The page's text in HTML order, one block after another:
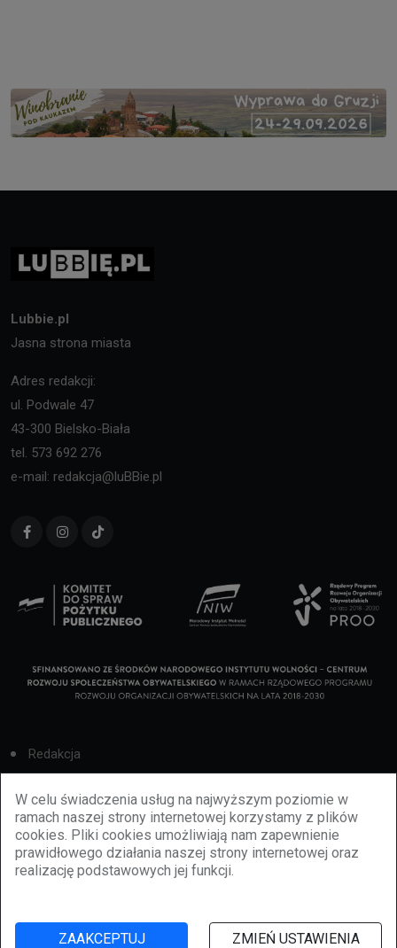
W celu świadczenia usług na najwyższym poziomie w
ramach naszej strony internetowej korzystamy z plików
cookies. Pliki cookies umożliwiają nam zapewnienie
prawidłowego działania naszej strony internetowej oraz
realizację podstawowych jej funkcji.
ZAAKCEPTUJ ZMIEŃ USTAWIENIA
Lubbie.pl
Jasna strona miasta
Adres redakcji:
ul. Podwale 47
43-300 Bielsko-Biała
tel. 573 692 276
e-mail: redakcja@luBBie.pl
Redakcja
Cookies
Reklama
BBiletomania